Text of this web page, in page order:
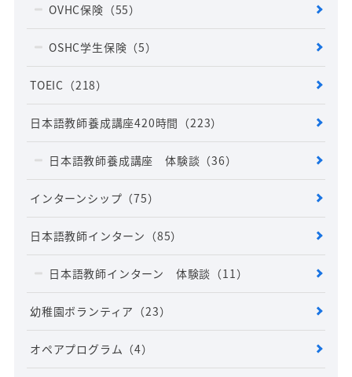
OVHC保険 （55）
OSHC学生保険 （5）
TOEIC （218）
日本語教師養成講座420時間 （223）
日本語教師養成講座 体験談 （36）
インターンシップ （75）
日本語教師インターン （85）
日本語教師インターン 体験談 （11）
幼稚園ボランティア （23）
オペアプログラム （4）